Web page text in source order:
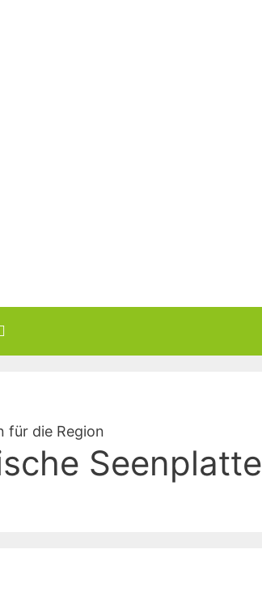
für die Region
Seenplatte